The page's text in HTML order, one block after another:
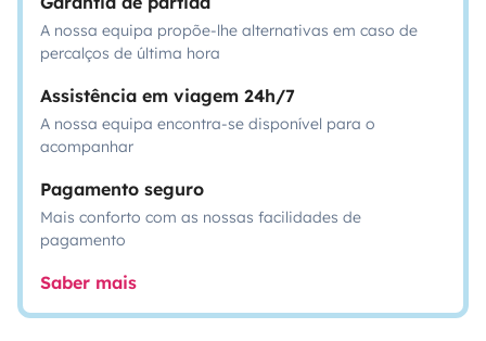
A nossa equipa propõe-lhe alternativas em caso de
percalços de última hora
Assistência em viagem 24h/7
A nossa equipa encontra-se disponível para o
acompanhar
Pagamento seguro
Mais conforto com as nossas facilidades de
pagamento
Saber mais